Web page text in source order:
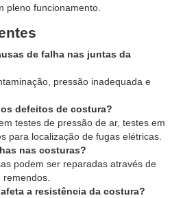
pleno funcionamento.
de falha nas juntas da
pressão inadequada e
defeitos de costura?
testes de pressão de ar, testes em
para localização de fugas elétricas.
nas costuras?
podem ser reparadas através de
a resistência da costura?